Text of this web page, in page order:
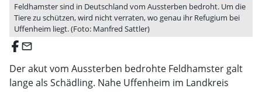
Feldhamster sind in Deutschland vom Aussterben bedroht. Um die
Tiere zu schützen, wird nicht verraten, wo genau ihr Refugium bei
Uffenheim liegt. (Foto: Manfred Sattler)
email
Der akut vom Aussterben bedrohte Feldhamster galt
lange als Schädling. Nahe Uffenheim im Landkreis